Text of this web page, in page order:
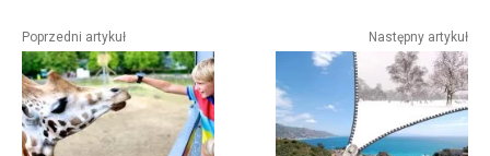
Poprzedni artykuł Następny artykuł